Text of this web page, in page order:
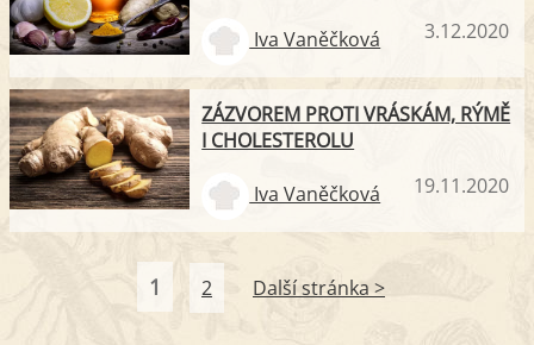
Iva Vaněčková 3.12.2020
ZÁZVOREM PROTI VRÁSKÁM, RÝMĚ
I CHOLESTEROLU
Iva Vaněčková 19.11.2020
1 2 Další stránka >